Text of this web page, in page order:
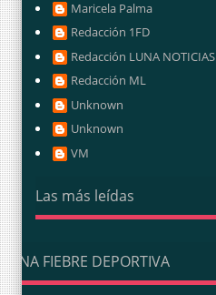
Maricela Palma
Redacción 1FD
Redacción LUNA NOTICIAS
Redacción ML
Unknown
Unknown
VM
Las más leídas
UNA FIEBRE DEPORTIVA